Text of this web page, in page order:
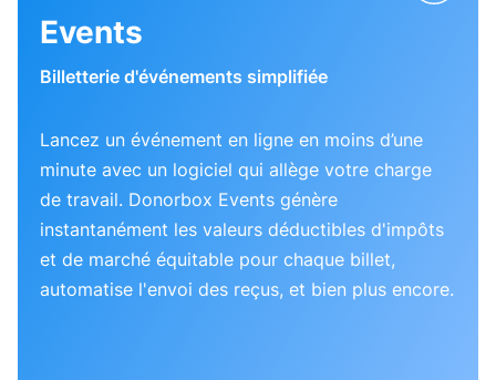
Events
Billetterie d'événements simplifiée
Lancez un événement en ligne en moins d’une
minute avec un logiciel qui allège votre charge
de travail. Donorbox Events génère
instantanément les valeurs déductibles d'impôts
et de marché équitable pour chaque billet,
automatise l'envoi des reçus, et bien plus encore.